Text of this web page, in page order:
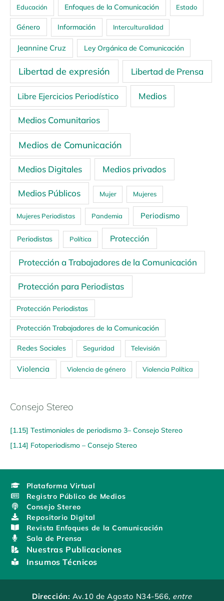
Educación Enfoques de la Comunicación Estado
Género Información Interculturalidad
Jeannine Cruz Ley Orgánica de Comunicación
Libertad de expresión Libertad de Prensa
Libre Ejercicios Periodístico Medios
Medios Comunitarios
Medios de Comunicación
Medios Digitales Medios privados
Medios Públicos Mujer Mujeres
Mujeres Periodistas Pandemia Periodismo
Periodistas Política Protección
Protección a Trabajadores de la Comunicación
Protección para Periodistas
Protección Periodistas
Protección Trabajadores de la Comunicación
Redes Sociales Seguridad Televisión
Violencia Violencia de género Violencia Política
Consejo Stereo
[1.15] Testimoniales de periodismo 3– Consejo Stereo
[1.14] Fotoperiodismo – Consejo Stereo
Plataforma Virtual
Registro Público de Medios
Consejo Stereo
Repositorio Digital
Revista Enfoques de la Comunicación
Sala de Prensa
Nuestras Publicaciones
Insumos Técnicos
Dirección: Av.10 de Agosto N34-566, entre